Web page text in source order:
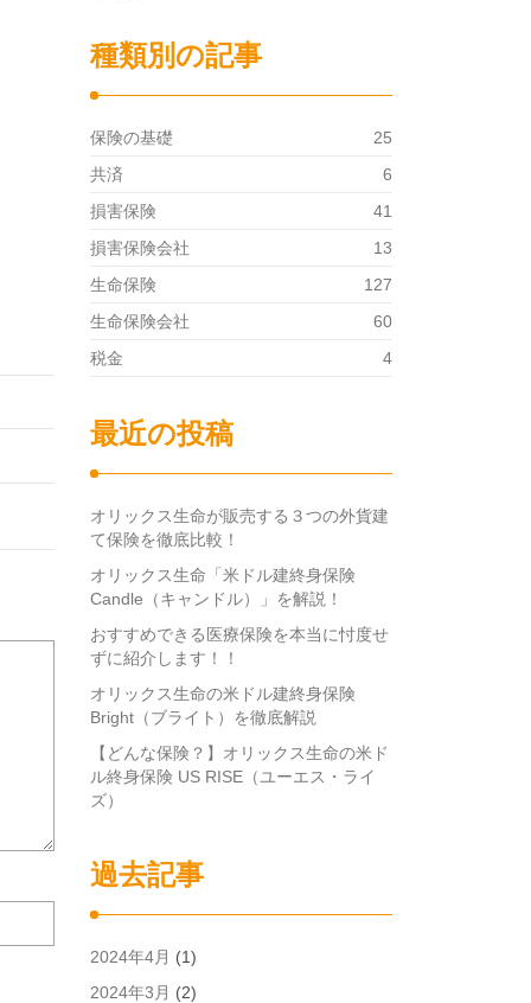
次
種類別の記事
保険の基礎
25
共済
6
損害保険
41
損害保険会社
13
生命保険
127
生命保険会社
60
税金
4
最近の投稿
オリックス生命が販売する３つの外貨建
て保険を徹底比較！
オリックス生命「米ドル建終身保険
Candle（キャンドル）」を解説！
おすすめできる医療保険を本当に忖度せ
ずに紹介します！！
オリックス生命の米ドル建終身保険
Bright（ブライト）を徹底解説
【どんな保険？】オリックス生命の米ド
ル終身保険 US RISE（ユーエス・ライ
ズ）
過去記事
2024年4月 (1)
2024年3月 (2)